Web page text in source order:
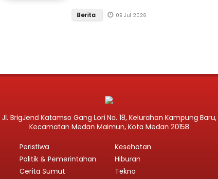
Berita 09 Jul 2026
Jl. BrigJend Katamso Gang Lori No. 18, Kelurahan Kampung Baru,
Kecamatan Medan Maimun, Kota Medan 20158
Peristiwa
Politik & Pemerintahan
Cerita Sumut
Kesehatan
Hiburan
Tekno